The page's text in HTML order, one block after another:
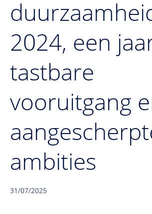
2024, een
tastbare
vooruitgang
ambities
31/07/2025